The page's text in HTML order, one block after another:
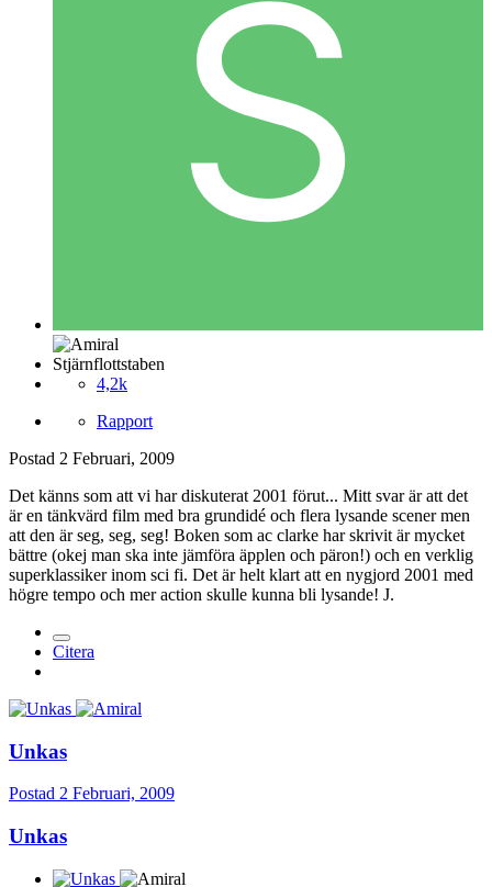
Stjärnflottstaben
4,2k
Rapport
Postad 2 Februari, 2009
Det känns som att vi har diskuterat 2001 förut... Mitt svar är att det
är en tänkvärd film med bra grundidé och flera lysande scener men
att den är seg, seg, seg! Boken som ac clarke har skrivit är mycket
bättre (okej man ska inte jämföra äpplen och päron!) och en verklig
superklassiker inom sci fi. Det är helt klart att en nygjord 2001 med
högre tempo och mer action skulle kunna bli lysande! J.
Citera
Unkas
Postad 2 Februari, 2009
Unkas